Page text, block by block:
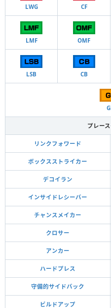
LWG CF
LMF OMF
LSB CB
プレー
リンクフォワード
ボックスストライカー
デコイラン
インサイドレシーバー
チャンスメイカー
クロサー
アンカー
ハードプレス
守備的サイドバック
ビルドアップ